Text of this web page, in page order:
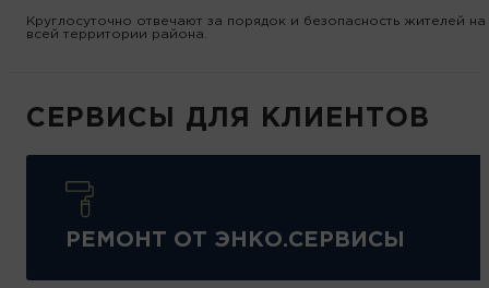
Круглосуточно отвечают за порядок и безопасность жителей на
всей территории района.
СЕРВИСЫ ДЛЯ КЛИЕНТОВ
РЕМОНТ ОТ ЭНКО.СЕРВИСЫ